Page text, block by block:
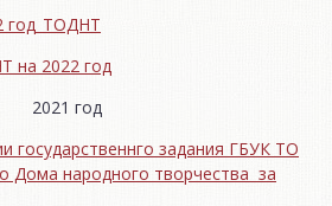
год_ТОДНТ
на 2022 год
2021 год
государственнго задания ГБУК ТО
Дома народного творчества за